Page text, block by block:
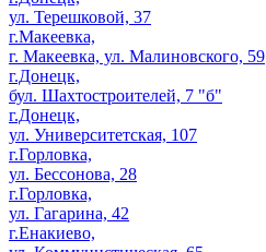
ул. Терешковой, 37
г.Макеевка,
г. Макеевка, ул. Малиновского, 59
г.Донецк,
бул. Шахтостроителей, 7 "б"
г.Донецк,
ул. Университетская, 107
г.Горловка,
ул. Бессонова, 28
г.Горловка,
ул. Гагарина, 42
г.Енакиево,